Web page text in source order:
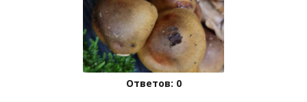
Ответов: 0